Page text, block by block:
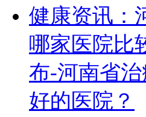
健康资讯：
哪家医院比
布-河南省
好的医院？